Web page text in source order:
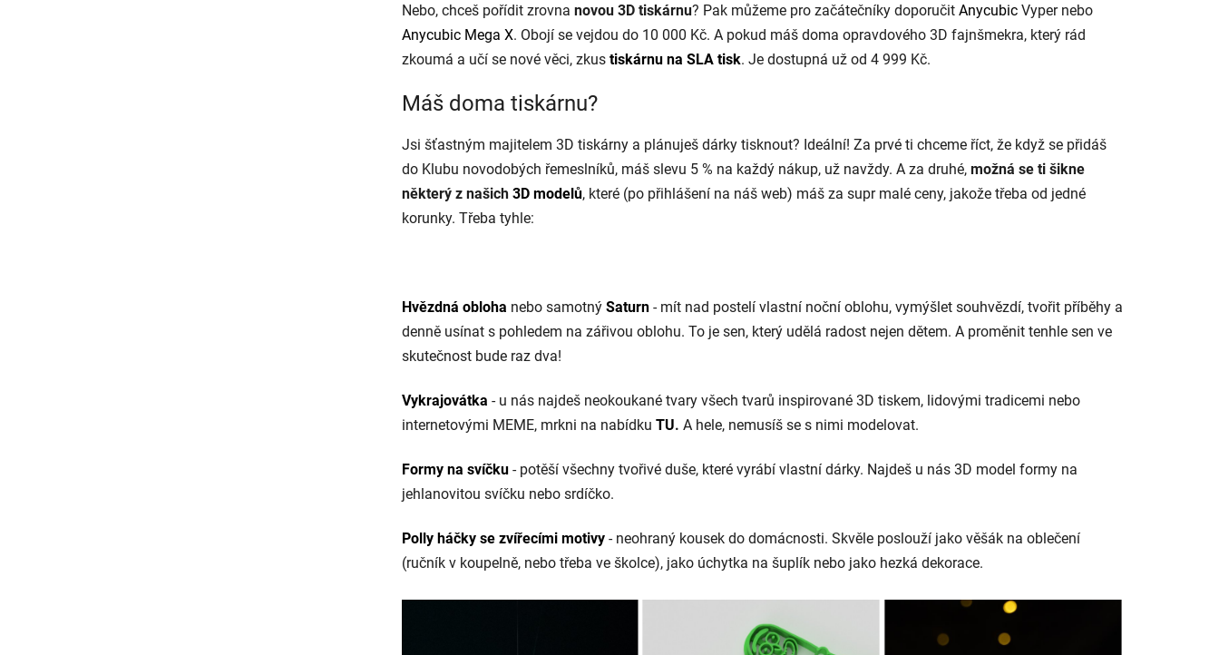
Nebo, chceš pořídit zrovna novou 3D tiskárnu? Pak můžeme pro začátečníky doporučit Anycubic Vypernebo
Anycubic Mega X. Obojí se vejdou do 10 000 Kč. A pokud máš doma opravdového 3D fajnšmekra, který rád
zkoumá a učí se nové věci, zkus tiskárnu na SLA tisk. Je dostupná už od 4 999 Kč.
Máš doma tiskárnu?
Jsi šťastným majitelem 3D tiskárny a plánuješ dárky tisknout? Ideální! Za prvé ti chceme říct, že když se přidáš
do Klubu novodobých řemeslníků, máš slevu 5 % na každý nákup, už navždy. A za druhé, možná se ti šikne
některý z našich 3D modelů, které (po přihlášení na náš web) máš za supr malé ceny, jakože třeba od jedné
korunky. Třeba tyhle:
Hvězdná obloha nebo samotný Saturn - mít nad postelí vlastní noční oblohu, vymýšlet souhvězdí, tvořit příběhy a
denně usínat s pohledem na zářivou oblohu. To je sen, který udělá radost nejen dětem. A proměnit tenhle sen ve
skutečnost bude raz dva!
Vykrajovátka - u nás najdeš neokoukané tvary všech tvarů inspirované 3D tiskem, lidovými tradicemi nebo
internetovými MEME, mrkni na nabídku TU. A hele, nemusíš se s nimi modelovat.
Formy na svíčku - potěší všechny tvořivé duše, které vyrábí vlastní dárky. Najdeš u nás 3D model formy na
jehlanovitou svíčku nebo srdíčko.
Polly háčky se zvířecími motivy - neohraný kousek do domácnosti. Skvěle poslouží jako věšák na oblečení
(ručník v koupelně, nebo třeba ve školce), jako úchytka na šuplík nebo jako hezká dekorace.